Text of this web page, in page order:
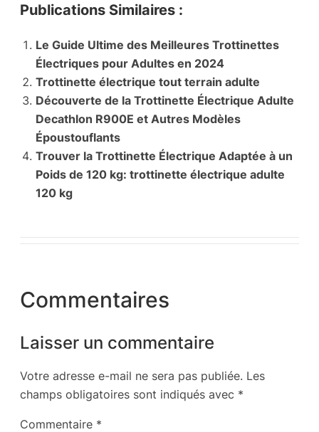
Publications Similaires :
Le Guide Ultime des Meilleures Trottinettes
Électriques pour Adultes en 2024
Trottinette électrique tout terrain adulte
Découverte de la Trottinette Électrique Adulte
Decathlon R900E et Autres Modèles
Époustouflants
Trouver la Trottinette Électrique Adaptée à un
Poids de 120 kg: trottinette électrique adulte
120 kg
Commentaires
Laisser un commentaire
Votre adresse e-mail ne sera pas publiée. Les
champs obligatoires sont indiqués avec *
Commentaire *